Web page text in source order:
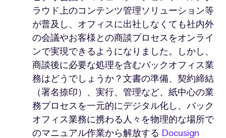
ラウド上のコンテンツ管理ソリューション等
が普及し、オフィスに出社しなくても社内外
の会議やお客様との商談プロセスをオンライ
ンで実現できるようになりました。しかし、
商談後に必要な処理を含むバックオフィス業
務はどうでしょうか？文書の準備、契約締結
（署名捺印）、実行、管理など、紙中心の業
務プロセスを一元的にデジタル化し、バック
オフィス業務に携わる人々を物理的な場所で
のマニュアル作業から解放する Docusign